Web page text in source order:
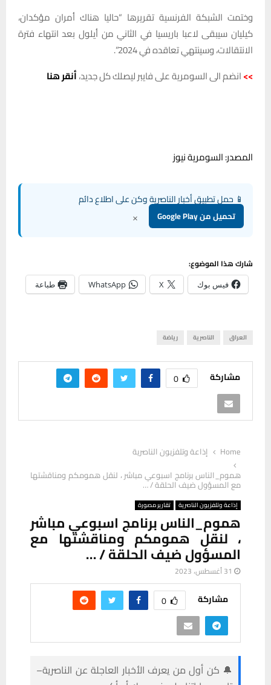
وختمت الشبكة الفرنسية تقريرها “حاليا هناك أمران مؤكدان،
كيليان سيبقى لاعبا باريسيا في الثاني من أيلول بعد انتهاء فترة
الانتقالات، وسينتهي تعاقده في 2024”.
>>انضم الى السومرية على فايبر ليصلك كل جديد،أنقر هنا
المصدر: السومرية نيوز
📱 حمل تطبيق أخبار الناصرية وكن على اطلاع دائم
تحميل من Google Play ×
شارك هذا الموضوع:
فيس بوك X
WhatsApp طباعة
العراق الناصرية رياضة
مشاركة 0
Home
إذاعة وتلفزيون الناصرية
هموم_الناس برنامج اسبوعي مباشر ، لنقل همومكم ومناقشتها
مع المسؤول ضيف الحلقة / …
إذاعة وتلفزيون الناصرية تقارير مصورة
هموم_الناس برنامج اسبوعي مباشر
، لنقل همومكم ومناقشتها مع
المسؤول ضيف الحلقة / …
31 أغسطس، 2023
مشاركة 0
🔔 كن أول من يعرف الأخبار العاجلة عن الناصرية–